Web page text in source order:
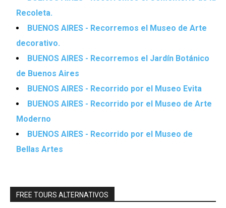
Recoleta.
BUENOS AIRES - Recorremos el Museo de Arte
decorativo.
BUENOS AIRES - Recorremos el Jardín Botánico
de Buenos Aires
BUENOS AIRES - Recorrido por el Museo Evita
BUENOS AIRES - Recorrido por el Museo de Arte
Moderno
BUENOS AIRES - Recorrido por el Museo de
Bellas Artes
FREE TOURS ALTERNATIVOS